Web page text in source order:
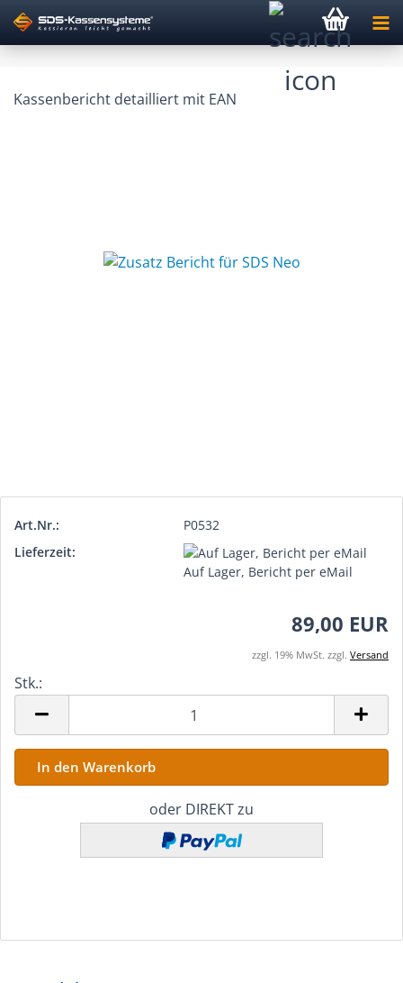
Kassenbericht detailliert mit EAN
Art.Nr.:
P0532
Lieferzeit:
Auf Lager, Bericht per eMail
89,00 EUR
zzgl. 19% MwSt. zzgl. Versand
Stk.:
oder DIREKT zu